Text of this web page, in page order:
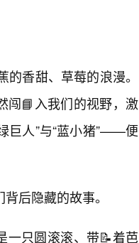
香甜、草莓的浪漫。
闯📘入我们的视野，激
巨人”与“蓝小猪”——便
后隐藏的故事。
一只圆滚滚、带📝着芭